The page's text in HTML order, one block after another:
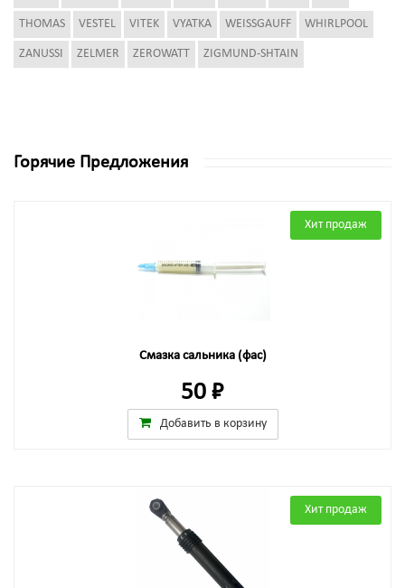
THOMAS VESTEL VITEK VYATKA WEISSGAUFF WHIRLPOOL
ZANUSSI ZELMER ZEROWATT ZIGMUND-SHTAIN
Горячие Предложения
Хит продаж
Смазка сальника (фас)
50 ₽
Добавить в корзину
Хит продаж